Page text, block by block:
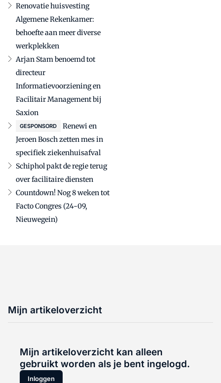
Renovatie huisvesting
Algemene Rekenkamer:
behoefte aan meer diverse
werkplekken
Arjan Stam benoemd tot
directeur
Informatievoorziening en
Facilitair Management bij
Saxion
GESPONSORD
Renewi en
Jeroen Bosch zetten mes in
specifiek ziekenhuisafval
Schiphol pakt de regie terug
over facilitaire diensten
Countdown! Nog 8 weken tot
Facto Congres (24-09,
Nieuwegein)
Mijn artikeloverzicht
Mijn artikeloverzicht kan alleen
gebruikt worden als je bent ingelogd.
Inloggen